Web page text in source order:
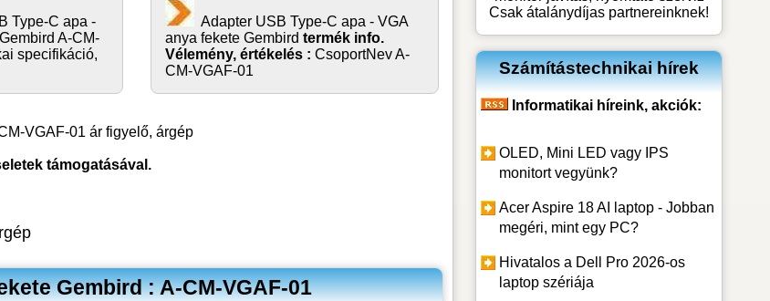
Type-C apa -
A-CM-
specifikáció,
Adapter USB Type-C apa - VGA
anya fekete Gembirdtermék info.
Vélemény, értékelés : CsoportNev A-
CM-VGAF-01
VGAF-01 ár figyelő, árgép
támogatásával.
Gembird : A-CM-VGAF-01
Csak átalánydíjas partnereinknek!
Számítástechnikai hírek
Informatikai híreink, akciók:
OLED, Mini LED vagy IPS
monitort vegyünk?
Acer Aspire 18 AI laptop - Jobban
megéri, mint egy PC?
Hivatalos a Dell Pro 2026-os
laptop szériája